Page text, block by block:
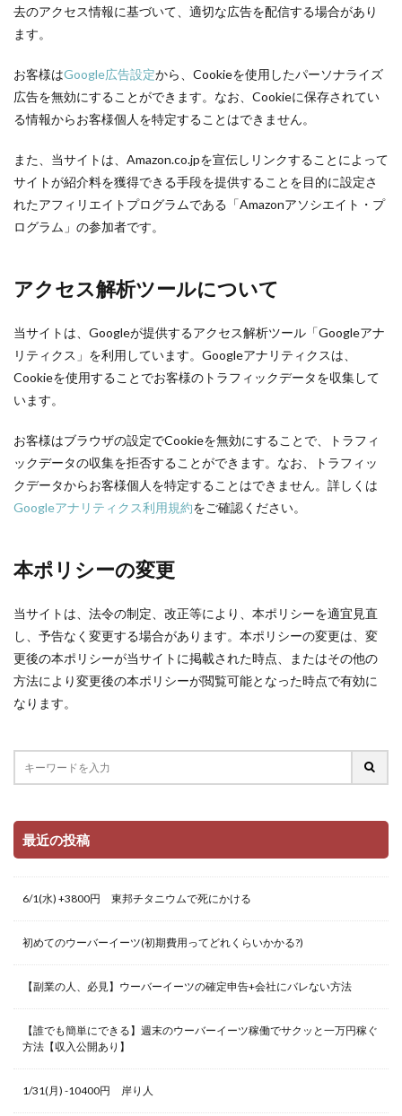
去のアクセス情報に基づいて、適切な広告を配信する場合があり
ます。
お客様はGoogle広告設定から、Cookieを使用したパーソナライズ
広告を無効にすることができます。なお、Cookieに保存されてい
る情報からお客様個人を特定することはできません。
また、当サイトは、Amazon.co.jpを宣伝しリンクすることによって
サイトが紹介料を獲得できる手段を提供することを目的に設定さ
れたアフィリエイトプログラムである「Amazonアソシエイト・プ
ログラム」の参加者です。
アクセス解析ツールについて
当サイトは、Googleが提供するアクセス解析ツール「Googleアナ
リティクス」を利用しています。Googleアナリティクスは、
Cookieを使用することでお客様のトラフィックデータを収集して
います。
お客様はブラウザの設定でCookieを無効にすることで、トラフィ
ックデータの収集を拒否することができます。なお、トラフィッ
クデータからお客様個人を特定することはできません。詳しくは
Googleアナリティクス利用規約をご確認ください。
本ポリシーの変更
当サイトは、法令の制定、改正等により、本ポリシーを適宜見直
し、予告なく変更する場合があります。本ポリシーの変更は、変
更後の本ポリシーが当サイトに掲載された時点、またはその他の
方法により変更後の本ポリシーが閲覧可能となった時点で有効に
なります。
最近の投稿
6/1(水) +3800円 東邦チタニウムで死にかける
初めてのウーバーイーツ(初期費用ってどれくらいかかる?)
【副業の人、必見】ウーバーイーツの確定申告+会社にバレない方法
【誰でも簡単にできる】週末のウーバーイーツ稼働でサクッと一万円稼ぐ
方法【収入公開あり】
1/31(月) -10400円 岸り人